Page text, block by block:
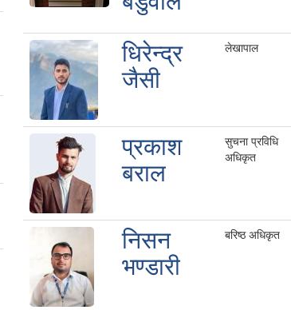
धिरेन्द्र
जैसी
लेखापाल
प्रकाश
बराल
सुचना प्रविधि
अधिकृत
निसन
भण्डारी
बरिष्ठ अधिकृत